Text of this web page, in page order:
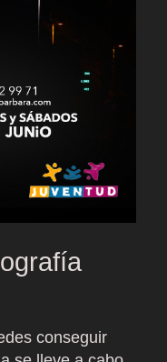
conseguir